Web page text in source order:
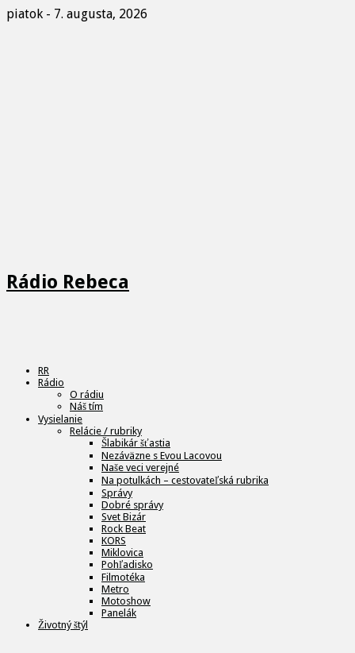
piatok - 7. augusta, 2026
Rádio Rebeca
RR
Rádio
O rádiu
Náš tím
Vysielanie
Relácie / rubriky
Šlabikár šťastia
Nezáväzne s Evou Lacovou
Naše veci verejné
Na potulkách – cestovateľská rubrika
Správy
Dobré správy
Svet Bizár
Rock Beat
KORS
Miklovica
Pohľadisko
Filmotéka
Metro
Motoshow
Panelák
Životný štýl